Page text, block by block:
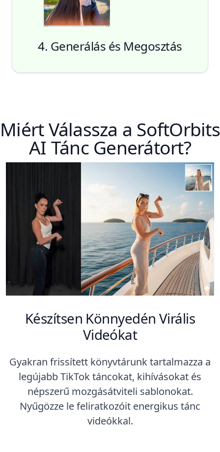
4. Generálás és Megosztás
Miért Válassza a SoftOrbits
AI Tánc Generátort?
Készítsen Könnyedén Virális
Videókat
Gyakran frissített könyvtárunk tartalmazza a
legújabb TikTok táncokat, kihívásokat és
népszerű mozgásátviteli sablonokat.
Nyűgözze le feliratkozóit energikus tánc
videókkal.